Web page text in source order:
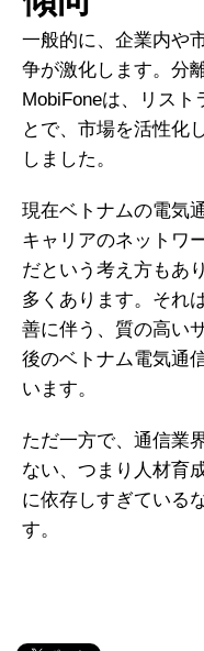
一般的に、企業内や
争が激化します。分
MobiFoneは、リスト
とで、市場を活性化
しました。
現在ベトナムの電気
キャリアのネットワ
だという考え方もあ
多くあります。それ
善に伴う、質の高い
後のベトナム電気通
います。
ただ一方で、通信業
ない、つまり人材育
に依存しすぎている
す。